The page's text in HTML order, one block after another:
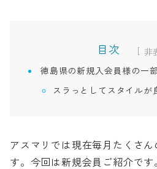
目次 [
徳島県の新規入会員様の一
スラっとしてスタイルが
アスマリでは現在毎月たくさ
す。今回は新規会員ご紹介で